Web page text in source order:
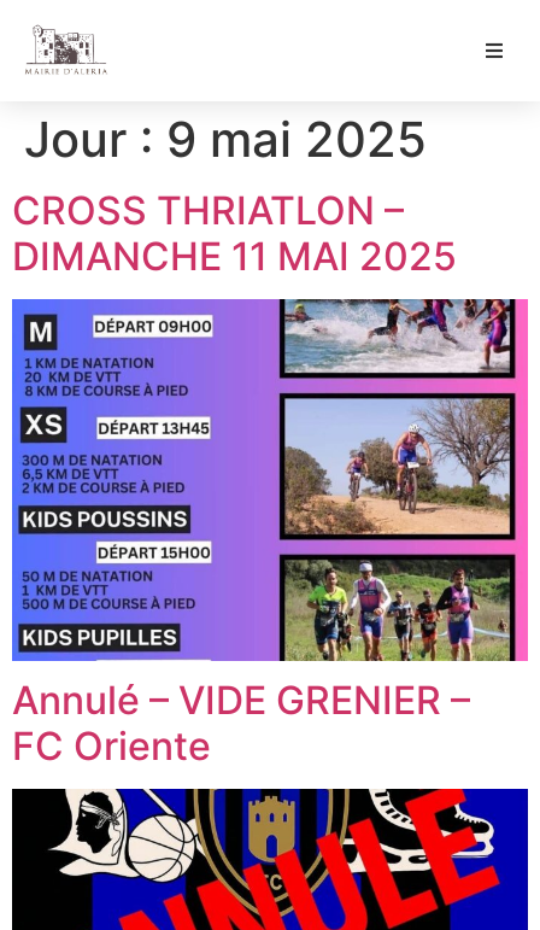
Jour : 9 mai 2025
CROSS THRIATLON –
DIMANCHE 11 MAI 2025
Annulé – VIDE GRENIER –
FC Oriente